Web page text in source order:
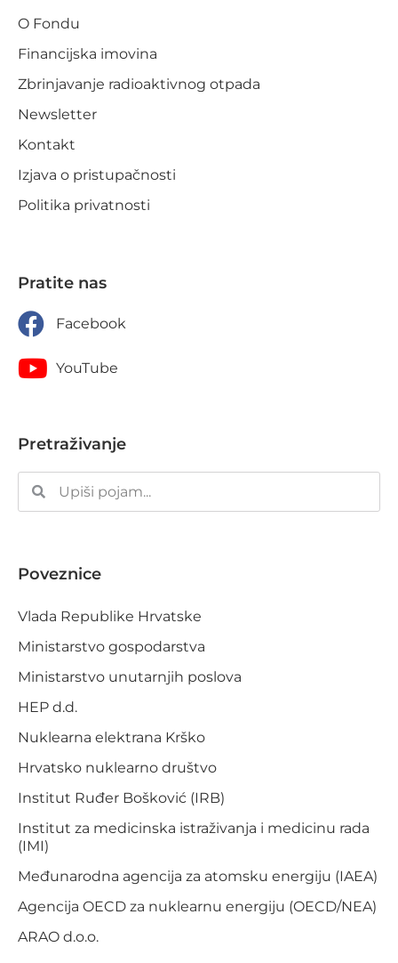
O Fondu
Financijska imovina
Zbrinjavanje radioaktivnog otpada
Newsletter
Kontakt
Izjava o pristupačnosti
Politika privatnosti
Pratite nas
Facebook
YouTube
Pretraživanje
Poveznice
Vlada Republike Hrvatske
Ministarstvo gospodarstva
Ministarstvo unutarnjih poslova
HEP d.d.
Nuklearna elektrana Krško
Hrvatsko nuklearno društvo
Institut Ruđer Bošković (IRB)
Institut za medicinska istraživanja i medicinu rada
(IMI)
Međunarodna agencija za atomsku energiju (IAEA)
Agencija OECD za nuklearnu energiju (OECD/NEA)
ARAO d.o.o.